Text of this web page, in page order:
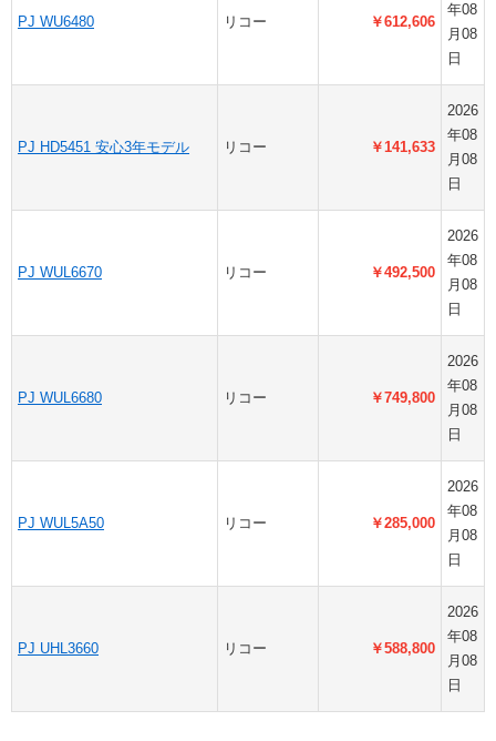
PJ WU6480 リコー ￥612,606
年08
月08
日
PJ HD5451 安心3年モデル リコー ￥141,633
2026
年08
月08
日
PJ WUL6670 リコー ￥492,500
2026
年08
月08
日
PJ WUL6680 リコー ￥749,800
2026
年08
月08
日
PJ WUL5A50 リコー ￥285,000
2026
年08
月08
日
PJ UHL3660 リコー ￥588,800
2026
年08
月08
日